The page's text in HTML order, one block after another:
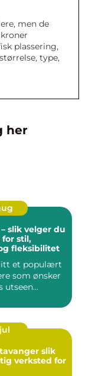
men de
plassering,
type,
her
slik velger du
stil,
fleksibilitet
et populært
som ønsker
utseen...
slik
verksted for